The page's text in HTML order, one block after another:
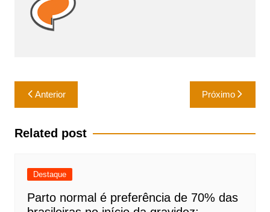
k
Navegação
de
Post
Anterior Próximo
Related post
Destaque
Parto normal é preferência de 70% das